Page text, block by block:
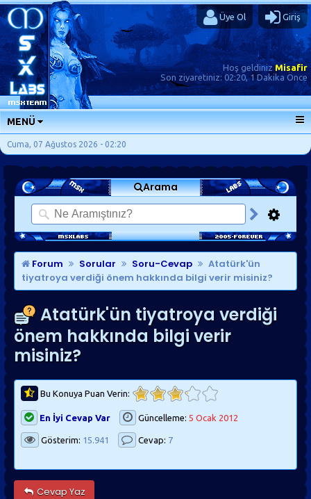
Üye Ol Giriş
Hoş geldinizMisafir
Son ziyaretiniz: 02:20, 1 Dakika Önce
MENÜ
ANA SAYFA
FORUMLAR
SORU-CEVAP
GÜNLÜKLER
SON MESAJLAR
KISAYOLLAR
Cuma, 07 Ağustos 2026 - 02:20
Arama
Forum Sorular Soru-Cevap
Atatürk'ün
tiyatroya verdiği önem hakkında bilgi verir misiniz?
Atatürk'ün tiyatroya verdiği
önem hakkında bilgi verir
misiniz?
Bu Konuya Puan Verin:
En İyi Cevap Var Güncelleme: 5 Ocak 2012
Gösterim: 15.941 Cevap: 7
Cevap Yaz